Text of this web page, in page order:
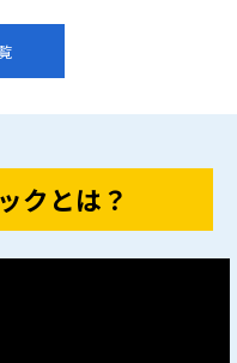
クとは？